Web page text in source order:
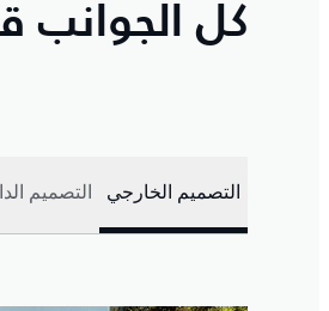
كل الجوانب
التصميم الخارجي التصميم